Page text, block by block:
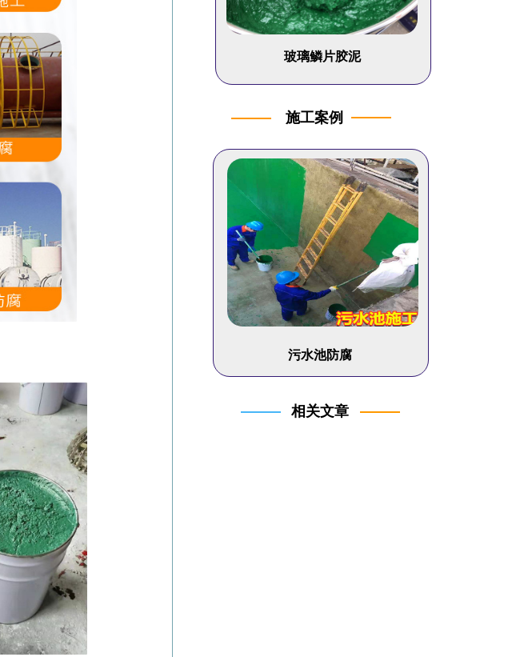
相关文章
污水池防腐
施工案例
玻璃鳞片胶泥